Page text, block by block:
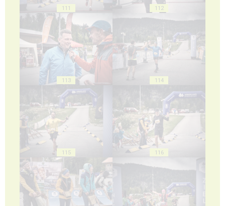
111 112
113 114
115 116